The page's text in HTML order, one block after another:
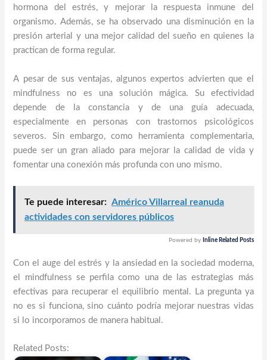
hormona del estrés, y mejorar la respuesta inmune del
organismo. Además, se ha observado una disminución en la
presión arterial y una mejor calidad del sueño en quienes la
practican de forma regular.
A pesar de sus ventajas, algunos expertos advierten que el
mindfulness no es una solución mágica. Su efectividad
depende de la constancia y de una guía adecuada,
especialmente en personas con trastornos psicológicos
severos. Sin embargo, como herramienta complementaria,
puede ser un gran aliado para mejorar la calidad de vida y
fomentar una conexión más profunda con uno mismo.
Te puede interesar: Américo Villarreal reanuda
actividades con servidores públicos
Powered by Inline Related Posts
Con el auge del estrés y la ansiedad en la sociedad moderna,
el mindfulness se perfila como una de las estrategias más
efectivas para recuperar el equilibrio mental. La pregunta ya
no es si funciona, sino cuánto podría mejorar nuestras vidas
si lo incorporamos de manera habitual.
Related Posts: